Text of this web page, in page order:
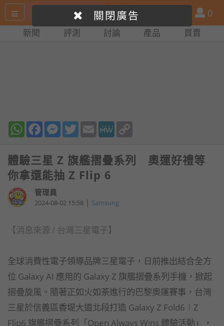
尋
產
品
比
會
員
0
新聞 評測 討論 產品 買賣
WhatsAppFacebookMessenger
TwitterEmail MeWe
體驗三星 Z 旗艦摺疊系列 奧運好禮等
你拿還能抽 Z Flip 6
管理員
2024-08-02 15:58 | Samsung
【消息來源 / 台灣三星電子】
全球消費性電子領導品牌三星電子，日前推出結合全方
位 Galaxy AI 應用的 Galaxy Z 旗艦摺疊系列手機，掀起
摺疊旋風。隨著正如火如荼進行的巴黎奧運賽事，台灣
三星於信義區香堤大道北段打造 Galaxy Z Fold6︱Z
Flip6 旗艦摺疊系列「Open Always Wins 體驗活動」，
關閉廣告